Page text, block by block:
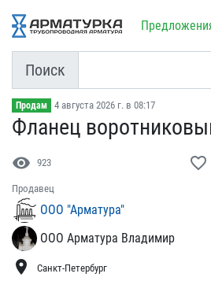
Поиск
Продам 4 августа 2026 г. в 08:17
Фланец
visibility 923 favorite_border
Продавец
ООО "Арматура"
ООО Арматура Владимир
location_on Санкт-Петербург